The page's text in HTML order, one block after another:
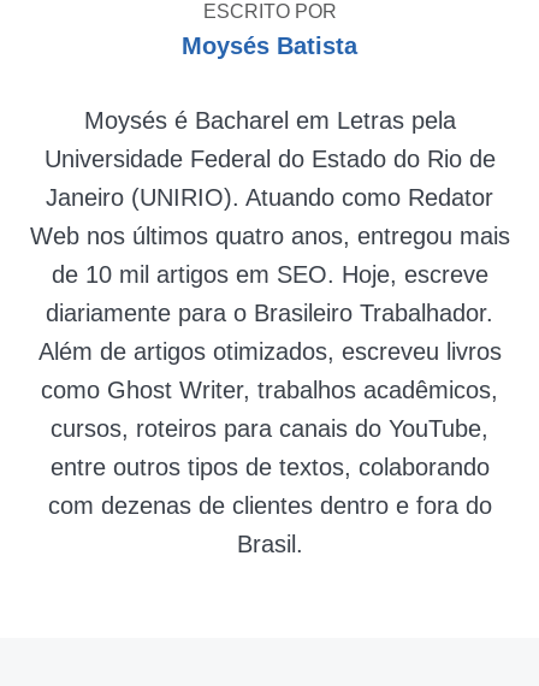
ESCRITO POR
Moysés Batista
Moysés é Bacharel em Letras pela
Universidade Federal do Estado do Rio de
Janeiro (UNIRIO). Atuando como Redator
Web nos últimos quatro anos, entregou mais
de 10 mil artigos em SEO. Hoje, escreve
diariamente para o Brasileiro Trabalhador.
Além de artigos otimizados, escreveu livros
como Ghost Writer, trabalhos acadêmicos,
cursos, roteiros para canais do YouTube,
entre outros tipos de textos, colaborando
com dezenas de clientes dentro e fora do
Brasil.